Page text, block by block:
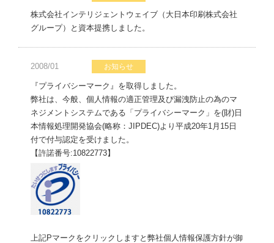
株式会社インテリジェントウェイブ（大日本印刷株式会社
グループ）と資本提携しました。
2008/01 お知らせ
『プライバシーマーク』を取得しました。
弊社は、今般、個人情報の適正管理及び漏洩防止の為のマ
ネジメントシステムである「プライバシーマーク」を(財)日
本情報処理開発協会(略称：JIPDEC)より平成20年1月15日
付で付与認定を受けました。
【許諾番号:10822773】
上記Pマークをクリックしますと弊社個人情報保護方針が御